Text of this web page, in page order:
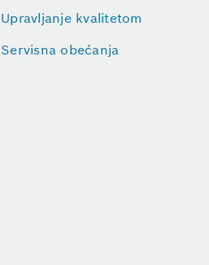
Upravljanje kvalitetom
Servisna obećanja